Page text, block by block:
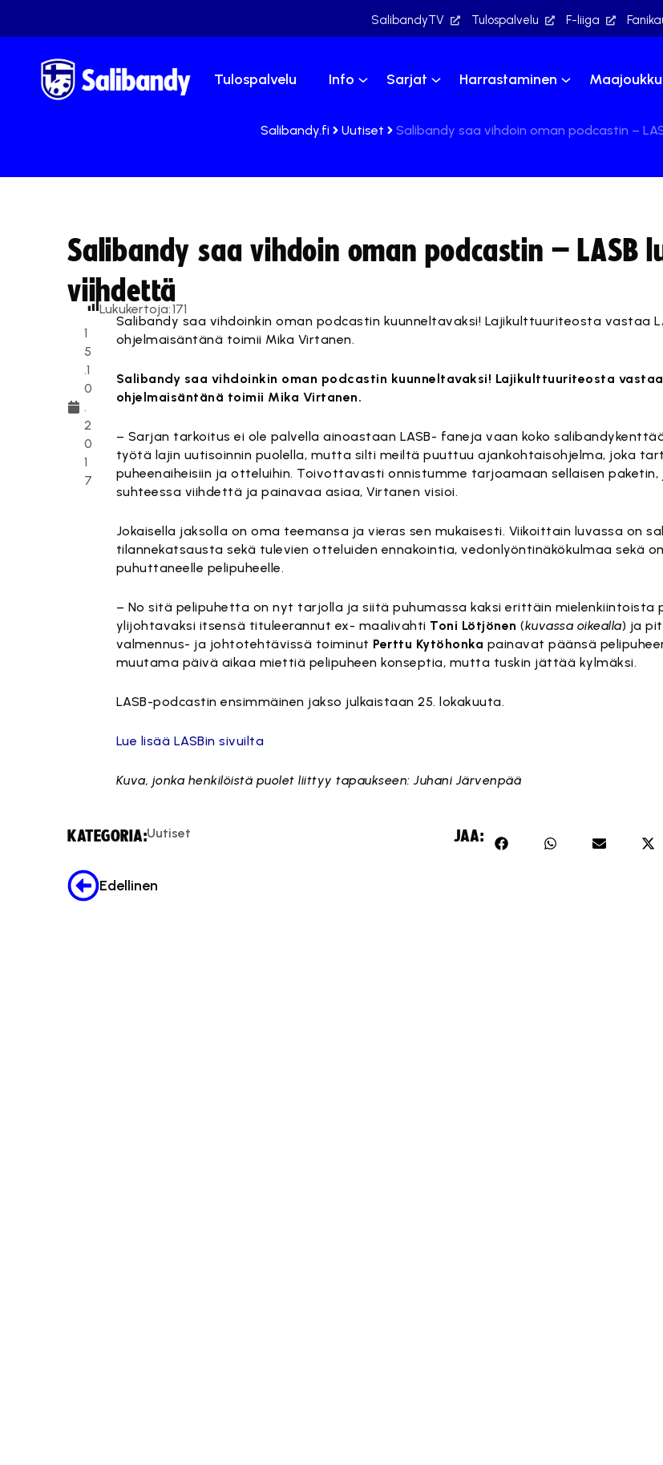
SalibandyTV Tulospalvelu F-liiga
Tulospalvelu Info Sarjat Harrastaminen
Salibandy.fi Uutiset Salibandy saa vihdoin oman podcastin –
Salibandy saa vihdoin oman podcastin – LASB
viihdettä
1
5
.1
0
.
2
0
1
7
Lukukertoja:171
Salibandy saa vihdoinkin oman podcastin kuunneltavaksi! Lajikulttuuriteosta vastaa
ohjelmaisäntänä toimii Mika Virtanen.
Salibandy saa vihdoinkin oman podcastin kuunneltavaksi! Lajikulttuuriteosta
ohjelmaisäntänä toimii Mika Virtanen.
– Sarjan tarkoitus ei ole palvella ainoastaan LASB- faneja vaan koko
työtä lajin uutisoinnin puolella, mutta silti meiltä puuttuu ajankohtaisohjelma, joka
puheenaiheisiin ja otteluihin. Toivottavasti onnistumme tarjoamaan sellaisen
suhteessa viihdettä ja painavaa asiaa, Virtanen visioi.
Jokaisella jaksolla on oma teemansa ja vieras sen mukaisesti. Viikoittain luvassa on
tilannekatsausta sekä tulevien otteluiden ennakointia, vedonlyöntinäkökulmaa sekä
puhuttaneelle pelipuheelle.
– No sitä pelipuhetta on nyt tarjolla ja siitä puhumassa kaksi erittäin mielenkiintoista
ylijohtavaksi itsensä tituleerannut ex- maalivahti Toni Lötjönen (kuvassa oikealla) ja
valmennus- ja johtotehtävissä toiminut Perttu Kytöhonka painavat päänsä
muutama päivä aikaa miettiä pelipuheen konseptia, mutta tuskin jättää kylmäksi.
LASB-podcastin ensimmäinen jakso julkaistaan 25. lokakuuta.
Lue lisää LASBin sivuilta
Kuva, jonka henkilöistä puolet liittyy tapaukseen: Juhani Järvenpää
KATEGORIA:Uutiset JAA:
Edellinen